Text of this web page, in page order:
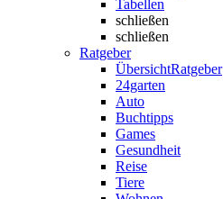
Tabellen
schließen
schließen
Ratgeber
ÜbersichtRatgeber
24garten
Auto
Buchtipps
Games
Gesundheit
Reise
Tiere